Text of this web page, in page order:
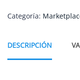
Categoría:
DESCRIPCIÓN